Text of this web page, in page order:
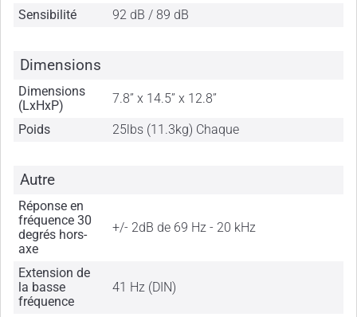
Sensibilité
92 dB / 89 dB
Dimensions
Dimensions
(LxHxP)
7.8” x 14.5” x 12.8”
Poids 25lbs (11.3kg) Chaque
Autre
Réponse en
fréquence 30
degrés hors-
axe
+/- 2dB de 69 Hz - 20 kHz
Extension de
la basse
fréquence
41 Hz (DIN)